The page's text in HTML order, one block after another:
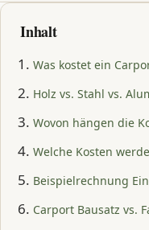
Inhalt
Was kostet ein
Holz vs. Stahl vs.
Wovon hängen die
Welche Kosten
Beispielrechnung
Carport Bausatz vs.